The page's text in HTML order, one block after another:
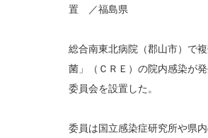
置 ／福島県
総合南東北病院（郡山市）で
菌」（ＣＲＥ）の院内感染が
委員会を設置した。
委員は国立感染症研究所や県